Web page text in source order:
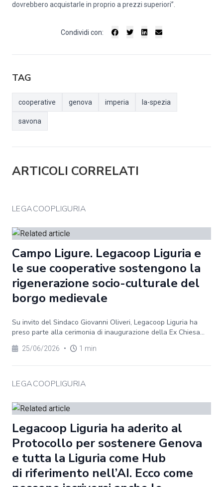
dovrebbero acquistarle in proprio a prezzi superiori”.
Condividi con:
TAG
cooperative genova imperia la-spezia
savona
ARTICOLI CORRELATI
LEGACOOPLIGURIA
Campo Ligure. Legacoop Liguria e
le sue cooperative sostengono la
rigenerazione socio-culturale del
borgo medievale
Su invito del Sindaco Giovanni Oliveri, Legacoop Liguria ha
preso parte alla cerimonia di inaugurazione della Ex Chiesa...
25/06/2026 • 1 min
LEGACOOPLIGURIA
Legacoop Liguria ha aderito al
Protocollo per sostenere Genova
e tutta la Liguria come Hub
di riferimento nell’AI. Ecco come